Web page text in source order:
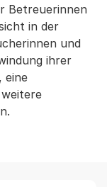
Betreuerinnen
in der
und
ihrer
eine